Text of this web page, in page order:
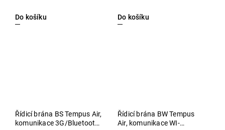
Do košíku Do košíku
Řídicí brána BS Tempus Air,
komunikace 3G/Bluetooth
Řídicí brána BW Tempus
Air, komunikace WI-